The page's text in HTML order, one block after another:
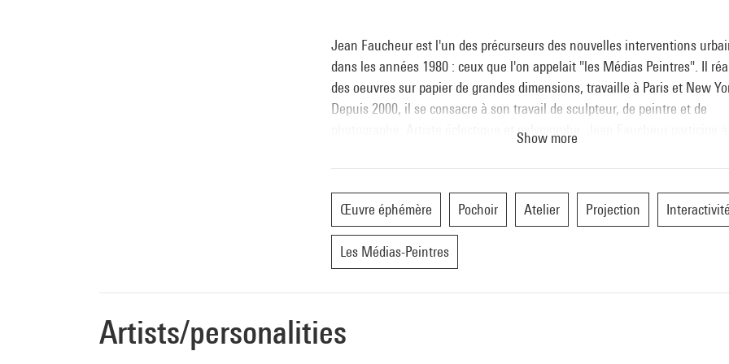
Jean Faucheur est l'un des précurseurs des nouvelles interventions
dans les années 1980 : ceux que l'on appelait "les Médias Peintres". Il
des oeuvres sur papier de grandes dimensions, travaille à Paris et New
Depuis 2000, il se consacre à son travail de sculpteur, de peintre et de
photographe. Artiste éclectique et polymorphe, Jean Faucheur participe à
Show more
Œuvre éphémère Pochoir Atelier Projection Interactivité
Les Médias-Peintres
Artists/personalities